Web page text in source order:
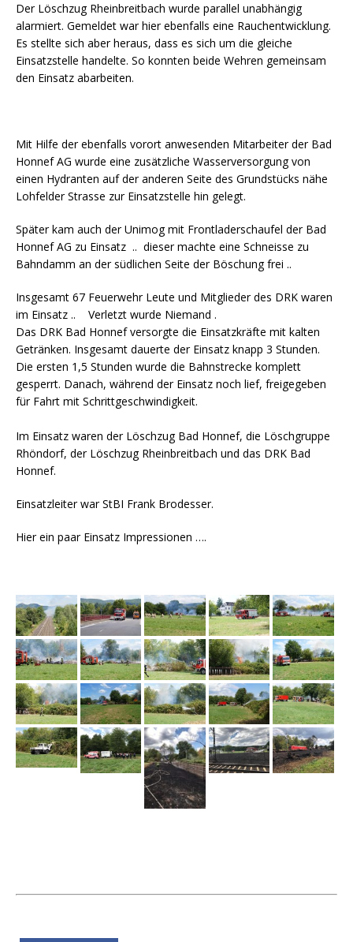
Der Löschzug Rheinbreitbach wurde parallel unabhängig
alarmiert. Gemeldet war hier ebenfalls eine Rauchentwicklung.
Es stellte sich aber heraus, dass es sich um die gleiche
Einsatzstelle handelte. So konnten beide Wehren gemeinsam
den Einsatz abarbeiten.
Mit Hilfe der ebenfalls vorort anwesenden Mitarbeiter der Bad
Honnef AG wurde eine zusätzliche Wasserversorgung von
einen Hydranten auf der anderen Seite des Grundstücks nähe
Lohfelder Strasse zur Einsatzstelle hin gelegt.
Später kam auch der Unimog mit Frontladerschaufel der Bad
Honnef AG zu Einsatz .. dieser machte eine Schneisse zu
Bahndamm an der südlichen Seite der Böschung frei ..
Insgesamt 67 Feuerwehr Leute und Mitglieder des DRK waren
im Einsatz .. Verletzt wurde Niemand .
Das DRK Bad Honnef versorgte die Einsatzkräfte mit kalten
Getränken. Insgesamt dauerte der Einsatz knapp 3 Stunden.
Die ersten 1,5 Stunden wurde die Bahnstrecke komplett
gesperrt. Danach, während der Einsatz noch lief, freigegeben
für Fahrt mit Schrittgeschwindigkeit.
Im Einsatz waren der Löschzug Bad Honnef, die Löschgruppe
Rhöndorf, der Löschzug Rheinbreitbach und das DRK Bad
Honnef.
Einsatzleiter war StBI Frank Brodesser.
Hier ein paar Einsatz Impressionen ….